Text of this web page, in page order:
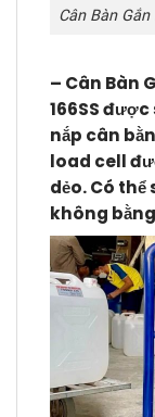
Cân Bàn
– Cân Bàn
166SSđược
nắp cân
load cell
dẻo. Có
không